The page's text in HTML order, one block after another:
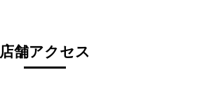
店舗アクセス